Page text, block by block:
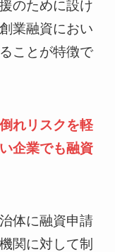
のために設け
業融資におい
ことが特徴で
れリスクを軽
企業でも融資
体に融資申請
関に対して制